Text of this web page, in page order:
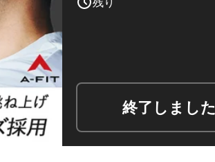
終了しました